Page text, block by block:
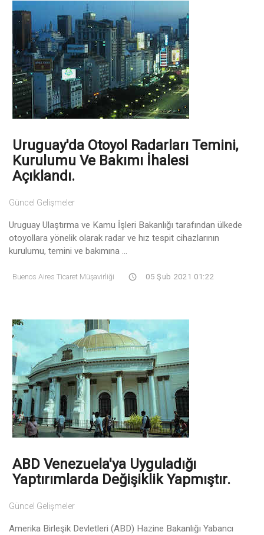
Uruguay'da Otoyol Radarları Temini,
Kurulumu Ve Bakımı İhalesi
Açıklandı.
Güncel Gelişmeler
Uruguay Ulaştırma ve Kamu İşleri Bakanlığı tarafından ülkede
otoyollara yönelik olarak radar ve hız tespit cihazlarının
kurulumu, temini ve bakımına ...
Buenos Aires Ticaret Müşavirliği 05 Şub 2021 01:22
ABD Venezuela'ya Uyguladığı
Yaptırımlarda Değişiklik Yapmıştır.
Güncel Gelişmeler
Amerika Birleşik Devletleri (ABD) Hazine Bakanlığı Yabancı